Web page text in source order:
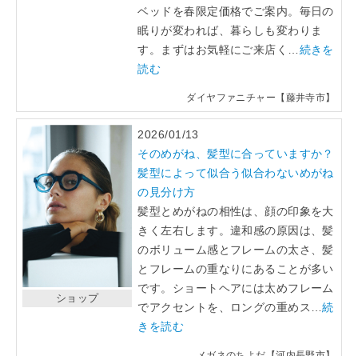
ベッドを春限定価格でご案内。毎日の
眠りが変われば、暮らしも変わりま
す。まずはお気軽にご来店く… 続きを
読む
ダイヤファニチャー【藤井寺市】
2026/01/13
そのめがね、髪型に合っていますか？
髪型によって似合う似合わないめがね
の見分け方
髪型とめがねの相性は、顔の印象を大
きく左右します。違和感の原因は、髪
のボリューム感とフレームの太さ、髪
とフレームの重なりにあることが多い
です。ショートヘアには太めフレーム
でアクセントを、ロングの重めス…続
きを読む
ショップ